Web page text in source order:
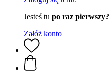
Jesteś tu po raz pierwszy?
Załóż konto